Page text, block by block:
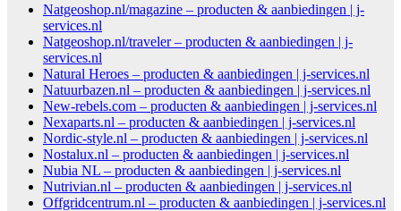
Natgeoshop.nl/magazine – producten & aanbiedingen | j-
services.nl
Natgeoshop.nl/traveler – producten & aanbiedingen | j-
services.nl
Natural Heroes – producten & aanbiedingen | j-services.nl
Natuurbazen.nl – producten & aanbiedingen | j-services.nl
New-rebels.com – producten & aanbiedingen | j-services.nl
Nexaparts.nl – producten & aanbiedingen | j-services.nl
Nordic-style.nl – producten & aanbiedingen | j-services.nl
Nostalux.nl – producten & aanbiedingen | j-services.nl
Nubia NL – producten & aanbiedingen | j-services.nl
Nutrivian.nl – producten & aanbiedingen | j-services.nl
Offgridcentrum.nl – producten & aanbiedingen | j-services.nl